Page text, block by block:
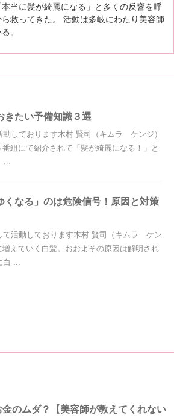
当に髪が綺麗になる」と多くの反響を呼
救ってきた。 活動は多岐にわたり美容師
。
きたい予備知識３選
しております木村 賢司（キムラ ケンジ）
組にて紹介されて「髪が綺麗になる！」と
...
くなる」のは危険信号！原因と対策
て活動しております木村 賢司（キムラ ケン
えていく白髪。おおよその原因は解明され
白 ...
金のムダ？【美容師が教えてくれない